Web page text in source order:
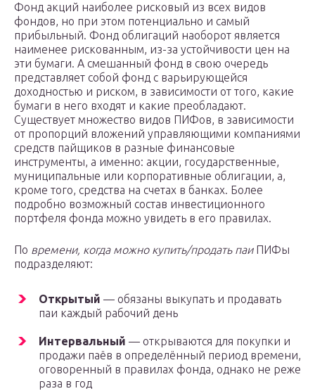
Фонд акций наиболее рисковый из всех видов
фондов, но при этом потенциально и самый
прибыльный. Фонд облигаций наоборот является
наименее рискованным, из-за устойчивости цен на
эти бумаги. А смешанный фонд в свою очередь
представляет собой фонд с варьирующейся
доходностью и риском, в зависимости от того, какие
бумаги в него входят и какие преобладают.
Существует множество видов ПИФов, в зависимости
от пропорций вложений управляющими компаниями
средств пайщиков в разные финансовые
инструменты, а именно: акции, государственные,
муниципальные или корпоративные облигации, а,
кроме того, средства на счетах в банках. Более
подробно возможный состав инвестиционного
портфеля фонда можно увидеть в его правилах.
По времени, когда можно купить/продать паиПИФы
подразделяют:
Открытый — обязаны выкупать и продавать
паи каждый рабочий день
Интервальный — открываются для покупки и
продажи паёв в определённый период времени,
оговоренный в правилах фонда, однако не реже
раза в год